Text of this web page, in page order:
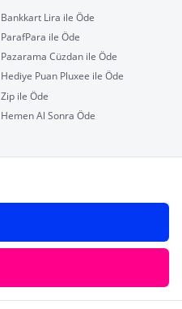
Bankkart Lira ile Öde
ParafPara ile Öde
Pazarama Cüzdan ile Öde
Hediye Puan Pluxee ile Öde
Zip ile Öde
Hemen Al Sonra Öde